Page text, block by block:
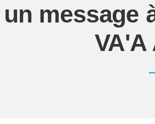
message
VA'A